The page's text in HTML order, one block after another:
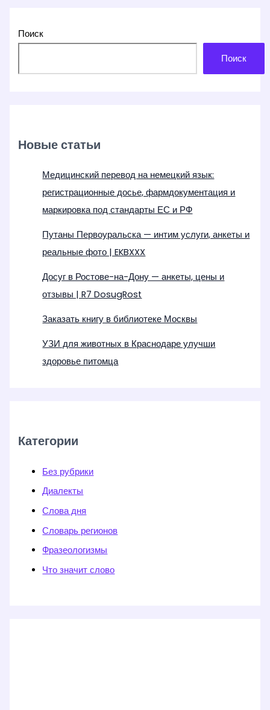
Поиск
Поиск
Новые статьи
Медицинский перевод на немецкий язык:
регистрационные досье, фармдокументация и
маркировка под стандарты ЕС и РФ
Путаны Первоуральска — интим услуги, анкеты и
реальные фото | EKBXXX
Досуг в Ростове-на-Дону — анкеты, цены и
отзывы | R7 DosugRost
Заказать книгу в библиотеке Москвы
УЗИ для животных в Краснодаре улучши
здоровье питомца
Категории
Без рубрики
Диалекты
Слова дня
Словарь регионов
Фразеологизмы
Что значит слово